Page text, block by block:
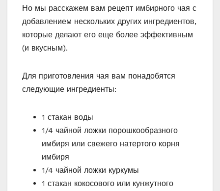
Но мы расскажем вам рецепт имбирного чая с
добавлением нескольких других ингредиентов,
которые делают его еще более эффективным
(и вкусным).
Для приготовления чая вам понадобятся
следующие ингредиенты:
1 стакан воды
1/4 чайной ложки порошкообразного
имбиря или свежего натертого корня
имбиря
1/4 чайной ложки куркумы
1 стакан кокосового или кунжутного